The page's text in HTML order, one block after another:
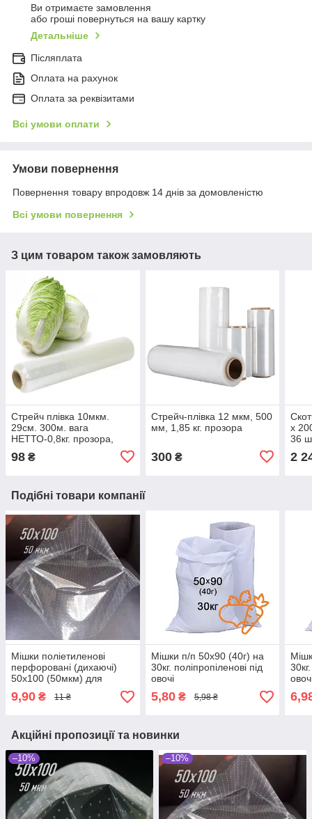
Ви отримаєте замовлення
або гроші повернуться на вашу картку
Детальніше
Післяплата
Оплата на рахунок
Оплата за реквізитами
Всі умови оплати
Умови повернення
Повернення товару впродовж 14 днів за домовленістю
Всі умови повернення
З цим товаром також замовляють
Стрейч плівка 10мкм.
29см. 300м. вага
НЕТТО-0,8кг. прозора,
Пекінської капусти
98 ₴
Стрейч-плівка 12 мкм, 500
мм, 1,85 кг. прозора
300₴
х
36
2
Подібні товари компанії
Мішки поліетиленові
перфоровані (дихаючі)
50х100 (50мкм) для
овочів, для зелені
поліетиленові
9,90 ₴ 11 ₴
Мішки п/п 50x90 (40г) на
30кг. поліпропіленові під
овочі
5,80₴ 5,98 ₴
Акційні пропозиції та новинки
–10% –10%